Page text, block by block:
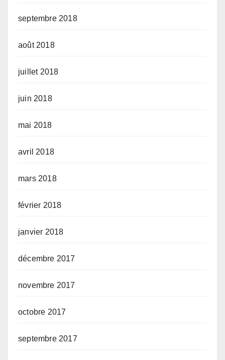
septembre 2018
août 2018
juillet 2018
juin 2018
mai 2018
avril 2018
mars 2018
février 2018
janvier 2018
décembre 2017
novembre 2017
octobre 2017
septembre 2017